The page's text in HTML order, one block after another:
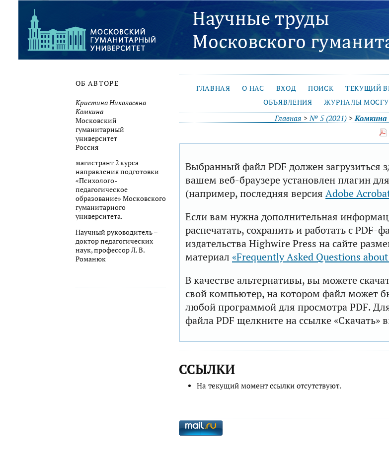
ОБ АВТОРЕ
Кристина Николаевна
Комкина
Московский
гуманитарный
университет
Россия
магистрант 2 курса
направления подготовки
«Психолого-
педагогическое
образование» Московского
гуманитарного
университета.
Научный руководитель –
доктор педагогических
наук, профессор Л. В.
Романюк
ГЛАВНАЯ О НАС ВХОД ПОИСК ТЕКУЩИЙ
ОБЪЯВЛЕНИЯ
ЖУРНАЛЫ МОСГУ
Главная >№ 5 (2021) >Комкина
Выбранный файл PDF должен загрузиться
вашем веб-браузере установлен плагин
(например, последняя версия Adobe
Если вам нужна дополнительная
распечатать, сохранить и работать с PDF-
издательства Highwire Press на сайте
материал «Frequently Asked Questions about
В качестве альтернативы, вы можете
свой компьютер, на котором файл может
любой программой для просмотра PDF.
файла PDF щелкните на ссылке «Скачать»
ССЫЛКИ
На текущий момент ссылки отсутствуют.